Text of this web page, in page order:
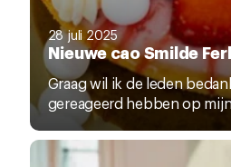
28 juli 2025
Nieuwe cao Smilde
Graag wil ik de leden
gereageerd hebben op